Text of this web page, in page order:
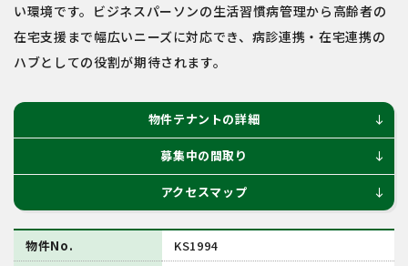
い環境です。ビジネスパーソンの生活習慣病管理から高齢者の
在宅支援まで幅広いニーズに対応でき、病診連携・在宅連携の
ハブとしての役割が期待されます。
物件テナントの詳細 south
募集中の間取り south
アクセスマップ south
物件No.
KS1994